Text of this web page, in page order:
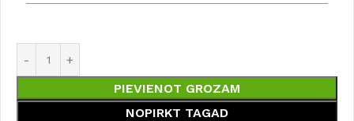
PIEVIENOT GROZAM
NOPIRKT TAGAD